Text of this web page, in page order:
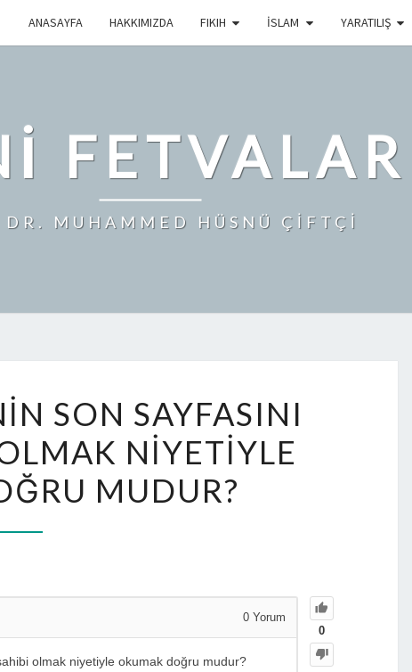
ANASAYFA HAKKIMIZDA FIKIH İSLAM YARATILIŞ
FETVALAR
DR. MUHAMMED HÜSNÜ ÇİFTÇİ
SON SAYFASINI
NIYETIYLE
MUDUR?
0
0Yorum
olmak niyetiyle okumak doğru mudur?